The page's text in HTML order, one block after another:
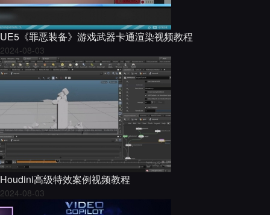
UE5《罪恶装备》游戏武器卡通渲染视频教程
2024-08-03
Houdini高级特效案例视频教程
2024-08-03